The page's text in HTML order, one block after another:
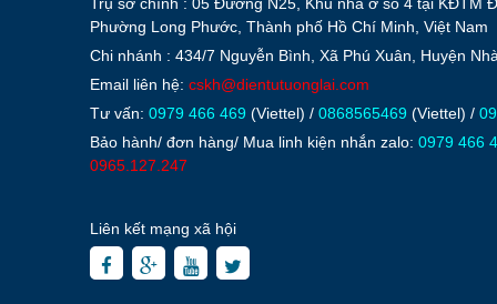
Phường Long Phước, Thành phố Hồ Chí Minh, Việt Nam
Chi nhánh : 434/7 Nguyễn Bình, Xã Phú Xuân, Huyện
Email liên hệ: cskh@dientutuonglai.com
Tư vấn: 0979 466 469 (Viettel) / 0868565469 (Viettel) /
Bảo hành/ đơn hàng/ Mua linh kiện nhắn zalo: 0979 466
0965.127.247
Liên kết mạng xã hội